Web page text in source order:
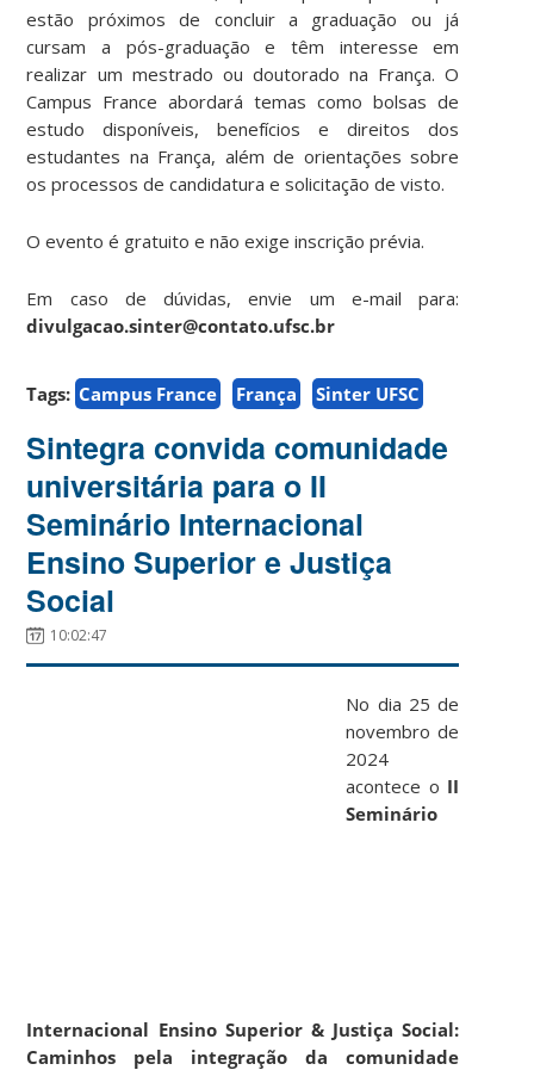
estão próximos de concluir a graduação ou já
cursam a pós-graduação e têm interesse em
realizar um mestrado ou doutorado na França. O
Campus Franceabordará temas como bolsas de
estudo disponíveis, benefícios e direitos dos
estudantes na França, além de orientações sobre
os processos de candidatura e solicitação de visto.
O evento é gratuito e não exige inscrição prévia.
Em caso de dúvidas, envie um e-mail para:
divulgacao.sinter@contato.ufsc.br
Tags: Campus France França Sinter UFSC
Sintegra convida comunidade
universitária para o II
Seminário Internacional
Ensino Superior e Justiça
Social
10:02:47
No dia 25 de
novembro de
2024
acontece o II
Seminário
Internacional Ensino Superior & Justiça Social:
Caminhos pela integração da comunidade